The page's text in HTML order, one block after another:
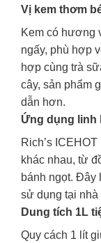
Vị kem thơm
Kem có hương
ngấy, phù hợp
hợp cùng trà
cây, sản phẩm
dẫn hơn.
Ứng dụng linh
Rich’s
khác nhau, từ
bánh ngọt. Đây
sử dụng tại nhà
Dung tích 1L
Quy cách 1 lít